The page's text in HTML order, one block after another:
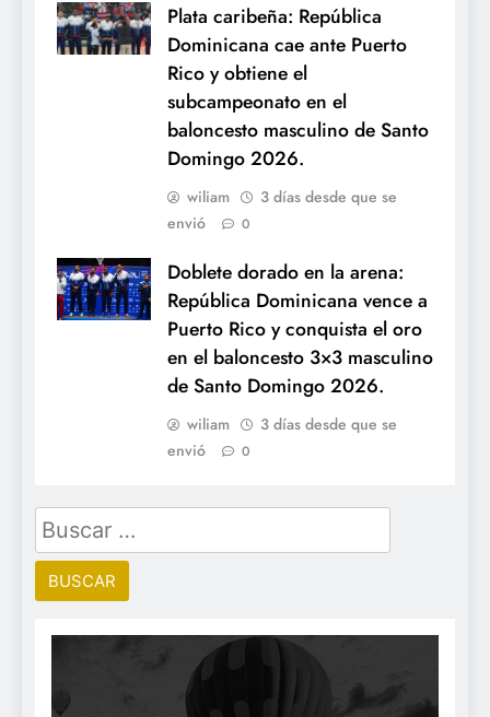
Plata caribeña: República
Dominicana cae ante Puerto
Rico y obtiene el
subcampeonato en el
baloncesto masculino de Santo
Domingo 2026.
wiliam
3 días desde que se
envió
0
Doblete dorado en la arena:
República Dominicana vence a
Puerto Rico y conquista el oro
en el baloncesto 3×3 masculino
de Santo Domingo 2026.
wiliam
3 días desde que se
envió
0
Buscar: